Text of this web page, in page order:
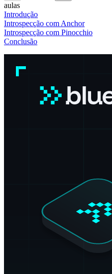
aulas
Introdução
Introspecção com Anchor
Introspecção com Pinocchio
Conclusão